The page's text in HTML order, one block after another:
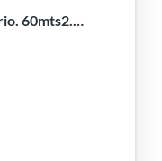
60mts2.